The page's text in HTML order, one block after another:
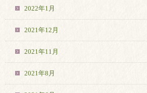
2022年1月
2021年12月
2021年11月
2021年8月